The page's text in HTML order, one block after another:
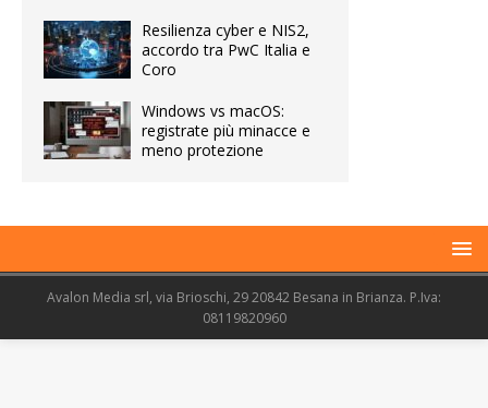
Resilienza cyber e NIS2,
accordo tra PwC Italia e
Coro
Windows vs macOS:
registrate più minacce e
meno protezione
Avalon Media srl, via Brioschi, 29 20842 Besana in Brianza. P.Iva:
08119820960